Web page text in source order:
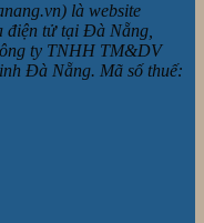
là website
điện tử tại Đà Nẵng,
ty TNHH TM&DV
Đà Nẵng. Mã số thuế: